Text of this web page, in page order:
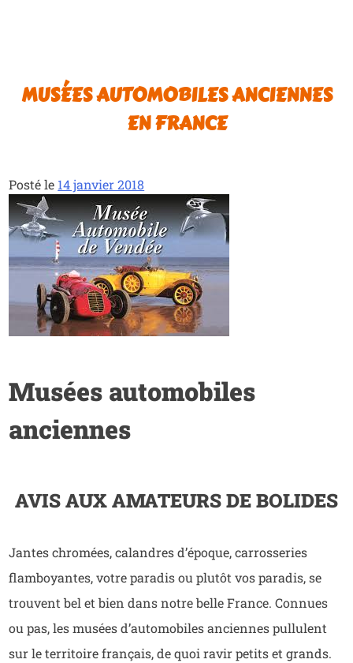
MUSÉES AUTOMOBILES ANCIENNES
EN FRANCE
Posté le 14 janvier 2018
Musées automobiles
anciennes
AVIS AUX AMATEURS DE BOLIDES
Jantes chromées, calandres d’époque, carrosseries
flamboyantes, votre paradis ou plutôt vos paradis, se
trouvent bel et bien dans notre belle France. Connues
ou pas, les musées d’automobiles anciennes pullulent
sur le territoire français, de quoi ravir petits et grands.